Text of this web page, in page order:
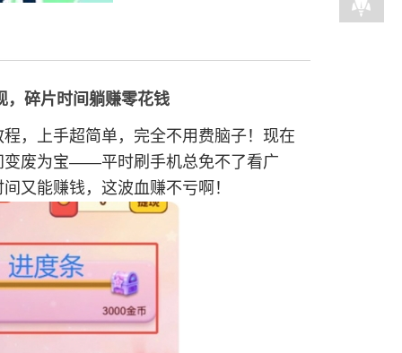
，碎片时间躺赚零花钱
，上手超简单，完全不用费脑子！现在
变废为宝——平时刷手机总免不了看广
又能赚钱，这波血赚不亏啊！